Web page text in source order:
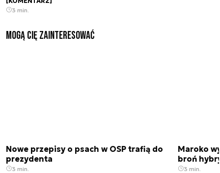
3 min.
Mogą Cię zainteresować
Nowe przepisy o psach w OSP trafią do
prezydenta
3 min.
Maroko
broń
3 min.